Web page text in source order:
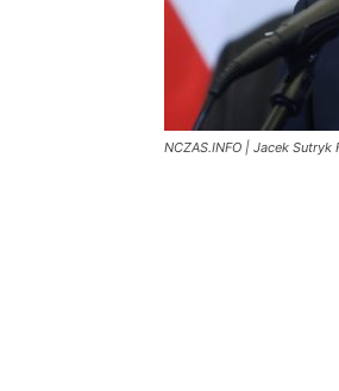
NCZAS.INFO | Jacek Sutryk